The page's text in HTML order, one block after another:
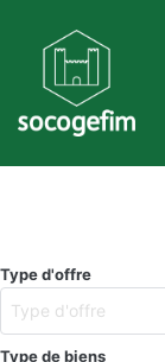
content
Type d'offre
Type d'offre
Type de biens